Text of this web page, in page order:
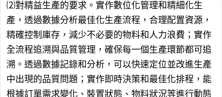
⑵對精益生產的要求。實作數位化管理和精細化生
產，透過數據分析最佳化生產流程，合理配置資源，
精確控制庫存，減少不必要的物料和人力浪費；實作
全流程追溯與品質管理，確保每一個生產環節都可追
溯。透過數據記錄和分析，可以快速定位並改進生產
中出現的品質問題；實作即時決策和最佳化排程，能
根據訂單需求變化、裝置狀態、物料狀況等進行動態